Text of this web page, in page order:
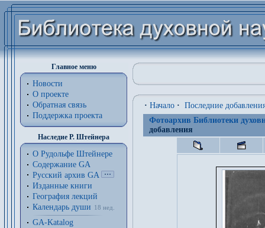
Главное меню
Новости
О проекте
Обратная связь
Поддержка проекта
Наследие Р. Штейнера
О Рудольфе Штейнере
Содержание GA
Русский архив GA
Изданные книги
География лекций
Календарь души
18 нед.
GA-Katalog
· Начало · Последние
Фотоархив Библиотеки
добавления